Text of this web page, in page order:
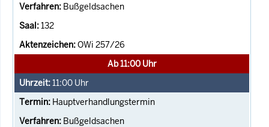
Bußgeldsachen
132
OWi 257/26
Ab 11:00 Uhr
11:00 Uhr
Hauptverhandlungstermin
Bußgeldsachen